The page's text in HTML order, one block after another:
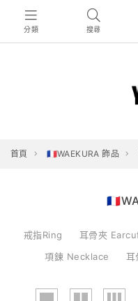
分類 搜尋
首頁 🇫🇷WAEKURA 飾品
戒指Ring 耳骨夾
項鍊 Necklace